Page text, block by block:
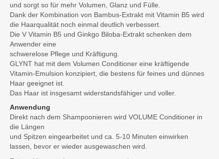
und sorgt so für mehr Volumen, Glanz und Fülle.
Dank der Kombination von Bambus-Extrakt mit Vitamin B5 wird
die Haarqualität noch einmal deutlich verbessert.
Die V Vitamin B5 und Ginkgo Biloba-Extrakt schenken dem
Anwender eine
schwerelose Pflege und Kräftigung.
GLYNT hat mit dem Volumen Conditioner eine kräftigende
Vitamin-Emulsion konzipiert, die bestens für feines und dünnes
Haar geeignet ist.
Das Haar ist insgesamt widerstandsfähiger und voller.
Anwendung
Direkt nach dem Shampoonieren wird VOLUME Conditioner in
die Längen
und Spitzen eingearbeitet und ca. 5-10 Minuten einwirken
lassen, bevor er wieder ausgewaschen wird.